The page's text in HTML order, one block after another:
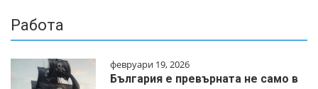
Работа
февруари 19, 2026
България е превърната не само в